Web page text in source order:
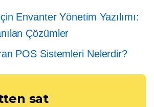
Envanter Yönetim Yazılımı:
Çözümler
POS Sistemleri Nelerdir?
sat